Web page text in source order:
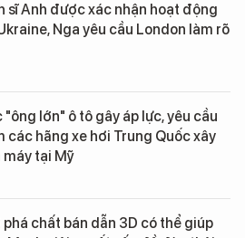
sĩ Anh được xác nhận hoạt động
Nga yêu cầu London làm rõ
"ông lớn" ô tô gây áp lực, yêu cầu
các hãng xe hơi Trung Quốc xây
máy tại Mỹ
chất bán dẫn 3D có thể giúp